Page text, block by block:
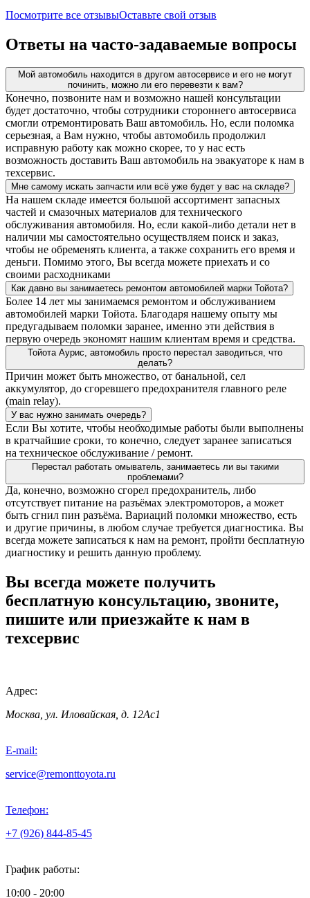
Посмотрите все отзывыОставьте свой отзыв
Ответы на часто-задаваемые вопросы
Мой автомобиль находится в другом автосервисе и его не могут
починить, можно ли его перевезти к вам?
Конечно, позвоните нам и возможно нашей консультации
будет достаточно, чтобы сотрудники стороннего автосервиса
смогли отремонтировать Ваш автомобиль. Но, если поломка
серьезная, а Вам нужно, чтобы автомобиль продолжил
исправную работу как можно скорее, то у нас есть
возможность доставить Ваш автомобиль на эвакуаторе к нам в
техсервис.
Мне самому искать запчасти или всё уже будет у вас на складе?
На нашем складе имеется большой ассортимент запасных
частей и смазочных материалов для технического
обслуживания автомобиля. Но, если какой-либо детали нет в
наличии мы самостоятельно осуществляем поиск и заказ,
чтобы не обременять клиента, а также сохранить его время и
деньги. Помимо этого, Вы всегда можете приехать и со
своими расходниками
Как давно вы занимаетесь ремонтом автомобилей марки Тойота?
Более 14 лет мы занимаемся ремонтом и обслуживанием
автомобилей марки Тойота. Благодаря нашему опыту мы
предугадываем поломки заранее, именно эти действия в
первую очередь экономят нашим клиентам время и средства.
Тойота Аурис, автомобиль просто перестал заводиться, что
делать?
Причин может быть множество, от банальной, сел
аккумулятор, до сгоревшего предохранителя главного реле
(main relay).
У вас нужно занимать очередь?
Если Вы хотите, чтобы необходимые работы были выполнены
в кратчайшие сроки, то конечно, следует заранее записаться
на техническое обслуживание / ремонт.
Перестал работать омыватель, занимаетесь ли вы такими
проблемами?
Да, конечно, возможно сгорел предохранитель, либо
отсутствует питание на разъёмах электромоторов, а может
быть сгнил пин разъёма. Вариаций поломки множество, есть
и другие причины, в любом случае требуется диагностика. Вы
всегда можете записаться к нам на ремонт, пройти бесплатную
диагностику и решить данную проблему.
Вы всегда можете получить
бесплатную консультацию, звоните,
пишите или приезжайте к нам в
техсервис
Адрес:
Москва, ул. Иловайская, д. 12Ас1
E-mail:
service@remonttoyota.ru
Телефон:
+7 (926) 844-85-45
График работы:
10:00 - 20:00